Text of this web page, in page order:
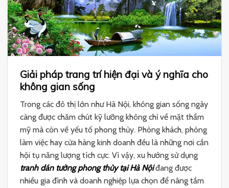
Giải pháp trang trí hiện đại và ý nghĩa cho
không gian sống
Trong các đô thị lớn như Hà Nội, không gian sống ngày
càng được chăm chút kỹ lưỡng không chỉ về mặt thẩm
mỹ mà còn về yếu tố phong thủy. Phòng khách, phòng
làm việc hay cửa hàng kinh doanh đều là những nơi cần
hội tụ năng lượng tích cực. Vì vậy, xu hướng sử dụng
tranh dán tường phong thủy tại Hà Nộiđang được
nhiều gia đình và doanh nghiệp lựa chọn để nâng tầm